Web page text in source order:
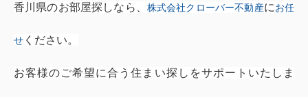
香川県のお部屋探しなら、 株式会社クローバー不動産にお任
せ ください。
お客様のご希望に合う住まい探しをサポートいたしま